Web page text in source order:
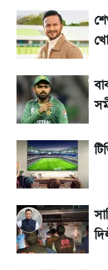
এসএমএসে
মুনাফা বৃদ্ধির
হিসাব প্রকাশ
SSc Result
নিয়ে নতুন নিয়ম
মেসির জীবনে
SSC
করবেন না